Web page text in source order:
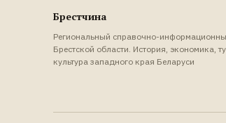
Брестчина
Региональный справочно-
Брестской области. История, экономика,
культура западного края Беларуси